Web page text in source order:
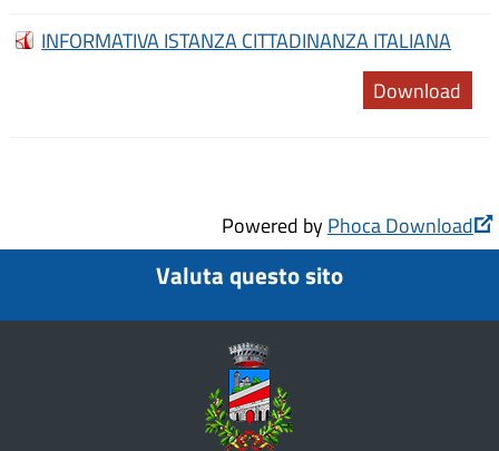
INFORMATIVA ISTANZA CITTADINANZA ITALIANA
Download
Powered byPhoca Download
Valuta questo sito